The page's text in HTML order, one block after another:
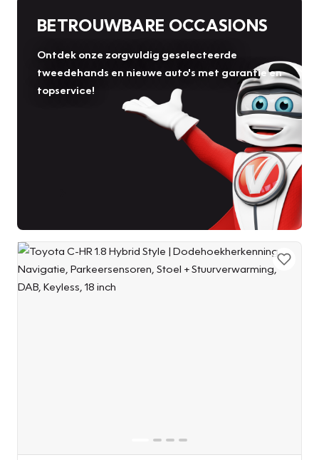
BETROUWBARE OCCASIONS
Ontdek onze zorgvuldig geselecteerde
tweedehands en nieuwe auto's met garantie en
topservice!